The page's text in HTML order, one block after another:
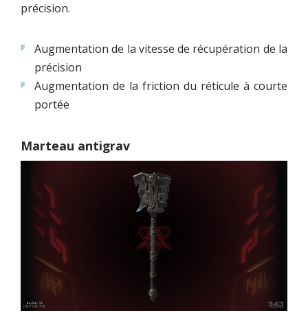
précision.
Augmentation de la vitesse de récupération de la
précision
Augmentation de la friction du réticule à courte
portée
Marteau antigrav